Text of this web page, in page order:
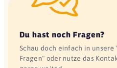
Du hast noch Fragen?
Schau doch einfach in
Fragen" oder nutze das